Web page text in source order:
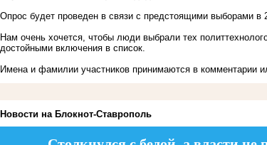
Опрос будет проведен в связи с предстоящими выборами в
Нам очень хочется, чтобы люди выбрали тех
достойными включения в список.
Имена и фамилии участников принимаются в комментарии
Новости на Блoкнoт-Ставрополь